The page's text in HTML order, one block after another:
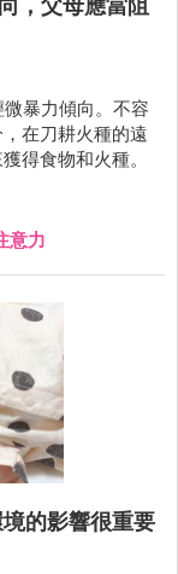
，父母應當阻
暴力傾向。不容
在刀耕火種的遠
得食物和火種。
意力
的影響很重要